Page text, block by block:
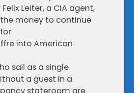
Leiter, a CIA agent,
money to continue
into American
sail as a single
a guest in a